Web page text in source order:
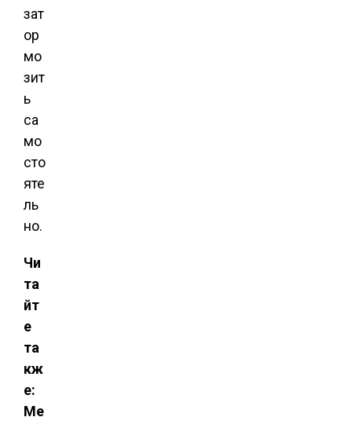
зат
ор
мо
зит
ь
са
мо
сто
яте
ль
но.
Чи
та
йт
е
та
кж
е:
Me